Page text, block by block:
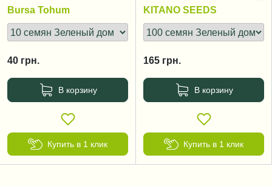
Bursa Tohum
40 грн.
В корзину
Купить в 1 клик
KITANO SEEDS
165 грн.
В корзину
Купить в 1 клик